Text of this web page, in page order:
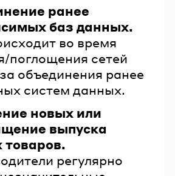
ранее
баз данных.
во время
поглощения сетей
объединения ранее
систем данных.
новых или
выпуска
товаров.
регулярно